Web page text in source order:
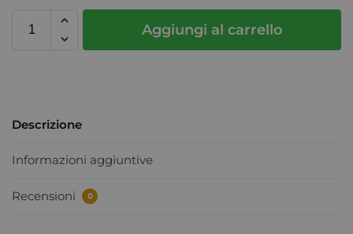
Aggiungi al carrello
Descrizione
Informazioni aggiuntive
Recensioni 0